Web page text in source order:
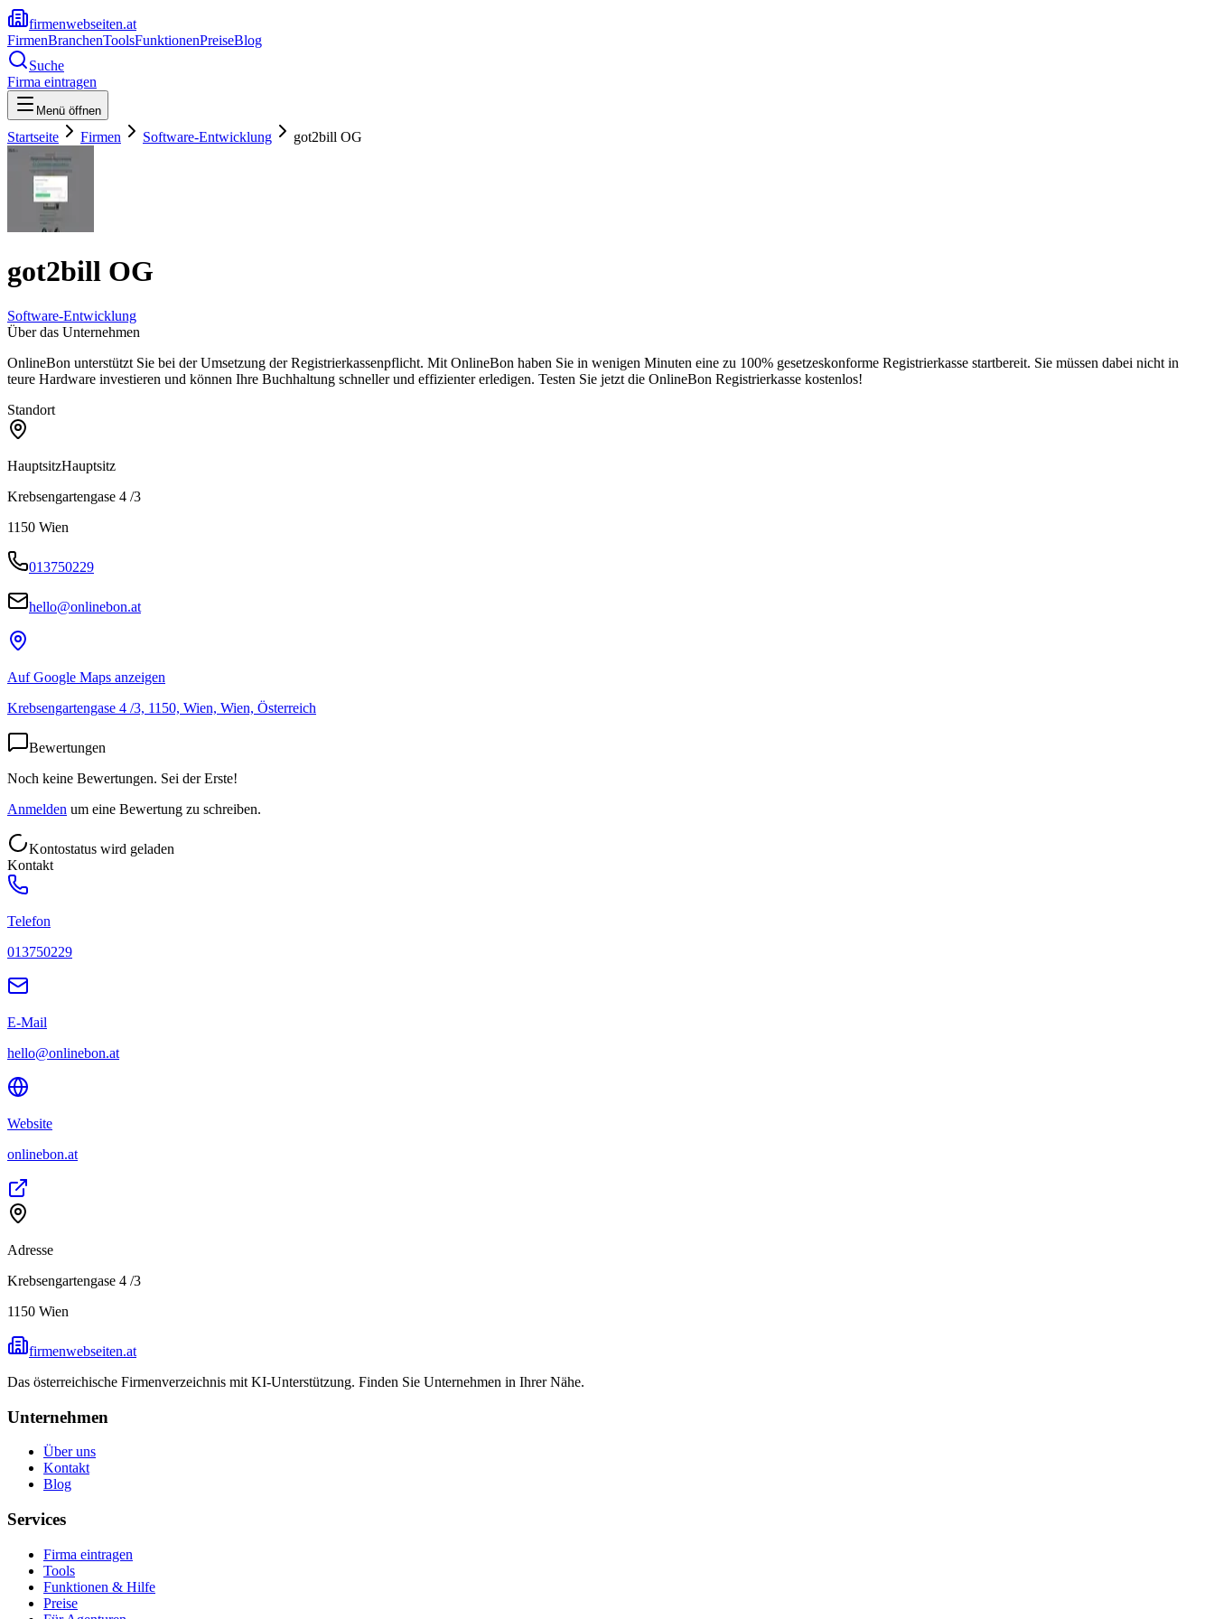
firmenwebseiten.at
FirmenBranchenToolsFunktionenPreiseBlog
Suche
Firma eintragen
Menü öffnen
Startseite Firmen Software-Entwicklung got2bill OG
got2bill OG
Software-Entwicklung
Über das Unternehmen
OnlineBon unterstützt Sie bei der Umsetzung der Registrierkassenpflicht. Mit OnlineBon haben Sie in wenigen Minuten eine zu 100% gesetzeskonforme Registrierkasse startbereit. Sie müssen dabei nicht in
teure Hardware investieren und können Ihre Buchhaltung schneller und effizienter erledigen. Testen Sie jetzt die OnlineBon Registrierkasse kostenlos!
Standort
HauptsitzHauptsitz
Krebsengartengase 4 /3
1150 Wien
013750229
hello@onlinebon.at
Auf Google Maps anzeigen
Krebsengartengase 4 /3, 1150, Wien, Wien, Österreich
Bewertungen
Noch keine Bewertungen. Sei der Erste!
Anmelden um eine Bewertung zu schreiben.
Kontostatus wird geladen
Kontakt
Telefon
013750229
E-Mail
hello@onlinebon.at
Website
onlinebon.at
Adresse
Krebsengartengase 4 /3
1150 Wien
firmenwebseiten.at
Das österreichische Firmenverzeichnis mit KI-Unterstützung. Finden Sie Unternehmen in Ihrer Nähe.
Unternehmen
Über uns
Kontakt
Blog
Services
Firma eintragen
Tools
Funktionen & Hilfe
Preise